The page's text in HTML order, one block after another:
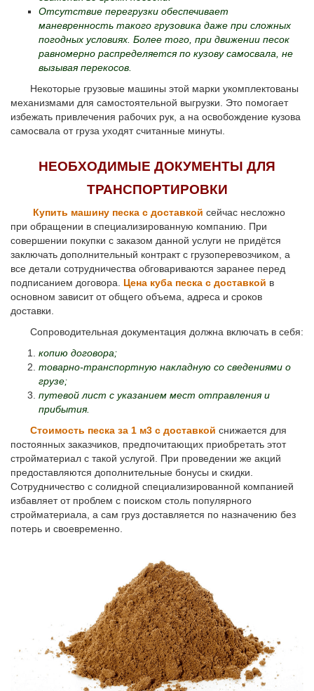
Отсутствие перегрузки обеспечивает
маневренность такого грузовика даже при сложных
погодных условиях. Более того, при движении песок
равномерно распределяется по кузову самосвала, не
вызывая перекосов.
Некоторые грузовые машины этой марки укомплектованы
механизмами для самостоятельной выгрузки. Это помогает
избежать привлечения рабочих рук, а на освобождение кузова
самосвала от груза уходят считанные минуты.
НЕОБХОДИМЫЕ ДОКУМЕНТЫ ДЛЯ
ТРАНСПОРТИРОВКИ
Купить машину песка с доставкой сейчас несложно
при обращении в специализированную компанию. При
совершении покупки с заказом данной услуги не придётся
заключать дополнительный контракт с грузоперевозчиком, а
все детали сотрудничества обговариваются заранее перед
подписанием договора. Цена куба песка с доставкой в
основном зависит от общего объема, адреса и сроков
доставки.
Сопроводительная документация должна включать в себя:
копию договора;
товарно-транспортную накладную со сведениями о
грузе;
путевой лист с указанием мест отправления и
прибытия.
Стоимость песка за 1 м3 с доставкой снижается для
постоянных заказчиков, предпочитающих приобретать этот
стройматериал с такой услугой. При проведении же акций
предоставляются дополнительные бонусы и скидки.
Сотрудничество с солидной специализированной компанией
избавляет от проблем с поиском столь популярного
стройматериала, а сам груз доставляется по назначению без
потерь и своевременно.